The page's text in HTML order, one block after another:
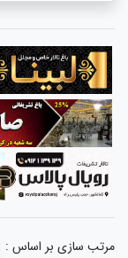
مرتب سازی بر اساس :